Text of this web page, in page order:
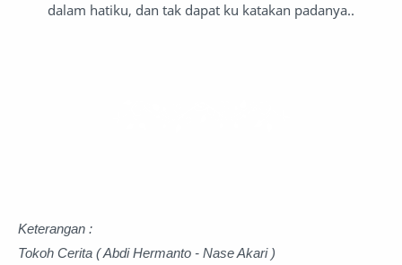
dalam hatiku, dan tak dapat ku katakan padanya..
Keterangan :
Tokoh Cerita ( Abdi Hermanto - Nase Akari )